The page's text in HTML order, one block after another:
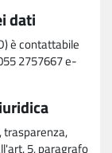
dati
è contattabile
2757667 e-
trasparenza,
5, paragrafo